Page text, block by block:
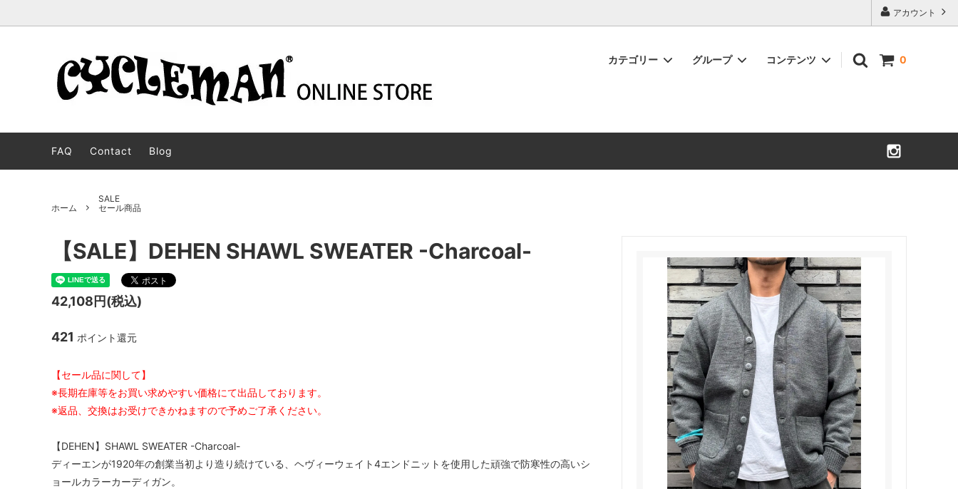
アカウント
0
カテゴリー
WESCO WEAR
BECKEL
ベッケル
CYCLEMAN WEAR
サイクルマンウェア
フロントエンドマガジン
ホワイトドラゴン
その他
SALE
セール商品
グループ
MOTORCYCLE PATROL
HENDRIK
ヘンドリック
JOHANNES
ヨハネス
チャッカ
ジグザグ
リンチバックル
LIMITED MODEL
リミテッドモデル
コンテンツ
FAQ Contact Blog
ホーム
SALE
セール商品
【SALE】DEHEN SHAWL SWEATER -Charcoal-
42,108円(税込)
421 ポイント還元
【セール品に関して】
※長期在庫等をお買い求めやすい価格にて出品しております。
※返品、交換はお受けできかねますので予めご了承ください。
【DEHEN】SHAWL SWEATER -Charcoal-
ディーエンが1920年の創業当初より造り続けている、ヘヴィーウェイト4エンドニットを使用した頑強で防寒性の高いシ
ョールカラーカーディガン。